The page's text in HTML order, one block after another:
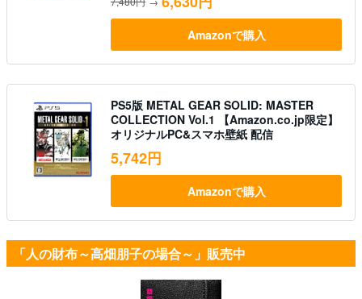
Amazonで購入
PS5版 METAL GEAR SOLID: MASTER
COLLECTION Vol.1 【Amazon.co.jp限定】
オリジナルPC&スマホ壁紙 配信
5,742円
Amazonで購入
「人の財布～高畑朋子の場合～」販売中